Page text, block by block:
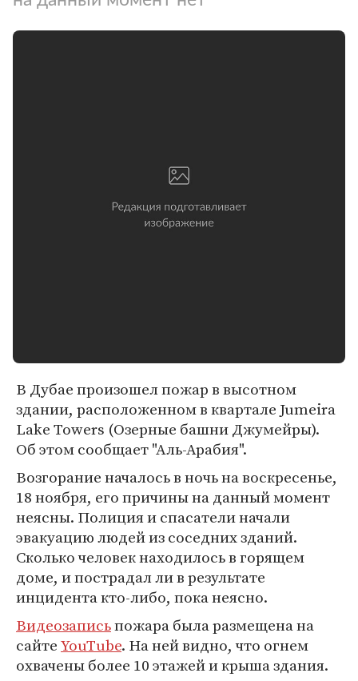
В Дубае произошел пожар в высотном
здании, расположенном в квартале Jumeira
Lake Towers (Озерные башни Джумейры).
Об этом сообщает "Аль-Арабия".
Возгорание началось в ночь на воскресенье,
18 ноября, его причины на данный момент
неясны. Полиция и спасатели начали
эвакуацию людей из соседних зданий.
Сколько человек находилось в горящем
доме, и пострадал ли в результате
инцидента кто-либо, пока неясно.
Видеозаписьпожара была размещена на
сайтеYouTube. На ней видно, что огнем
охвачены более 10 этажей и крыша здания.